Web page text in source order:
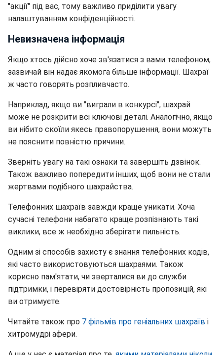
"акції" під вас, тому важливо приділити увагу
налаштуванням конфіденційності.
Невизначена інформація
Якщо хтось дійсно хоче зв'язатися з вами телефоном,
зазвичай він надає якомога більше інформації. Шахраї
ж часто говорять розпливчасто.
Наприклад, якщо ви "виграли в конкурсі", шахрай
може не розкрити всі ключові деталі. Аналогічно, якщо
ви нібито скоїли якесь правопорушення, вони можуть
не пояснити повністю причини.
Зверніть увагу на такі ознаки та завершіть дзвінок.
Також важливо попередити інших, щоб вони не стали
жертвами подібного шахрайства.
Телефонних шахраїв завжди краще уникати. Хоча
сучасні телефони набагато краще розпізнають такі
виклики, все ж необхідно зберігати пильність.
Одним зі способів захисту є знання телефонних кодів,
які часто використовуються шахраями. Також
корисно пам'ятати, чи зверталися ви до служби
підтримки, і перевіряти достовірність пропозицій, які
ви отримуєте.
Читайте також про 7 фільмів про геніальних шахраїв і
хитромудрі афери.